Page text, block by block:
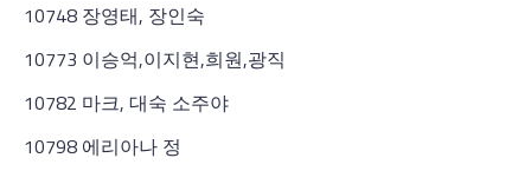
10748 장영태, 장인숙
10773 이승억,이지현,희원,광직
10782 마크, 대숙 소주야
10798 에리아나 정